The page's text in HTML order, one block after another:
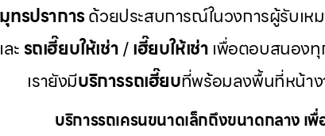
ทรปราการด้วยประสบการณ์ในวงการผู้รับเห
ะรถเฮี๊ยบให้เช่า/เฮี๊ยบให้เช่า เพื่อตอบสนอง
เรายังมีบริการรถเฮี๊ยบที่พร้อมลงพื้นที่หน้า
บริการรถเครนขนาดเล็กถึงขนาดกลาง เ